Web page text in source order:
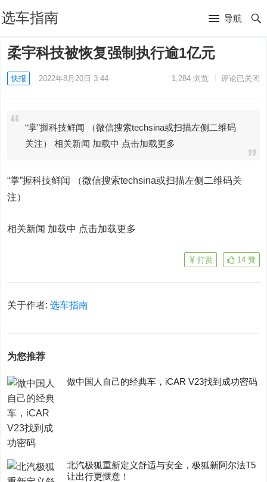
选车指南 导航
柔宇科技被恢复强制执行逾1亿元
快报 2022年8月20日 3:44 1,284浏览 评论已关闭
“掌”握科技鲜闻 （微信搜索techsina或扫描左侧二维码
关注） 相关新闻 加载中 点击加载更多
“掌”握科技鲜闻 （微信搜索techsina或扫描左侧二维码关
注）
相关新闻 加载中 点击加载更多
14 赞
打赏
关于作者:选车指南
为您推荐
做中国人自己的经典车，iCAR V23找到成功密码
​北汽极狐重新定义舒适与安全，极狐新阿尔法T5
让出行更惬意！